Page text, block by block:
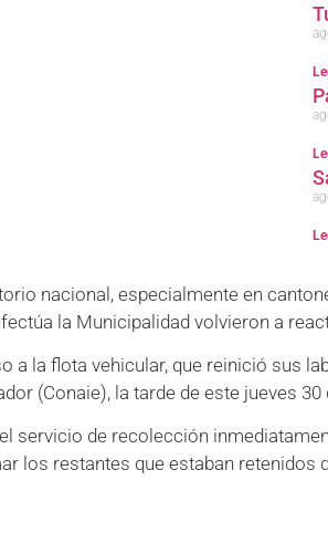
nacional, especialmente en
la Municipalidad volvieron a
a la flota vehicular, que reinició sus
(Conaie), la tarde de este jueves 30
servicio de recolección
los restantes que estaban